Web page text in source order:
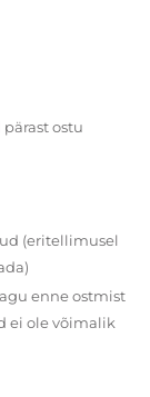
ostu
(eritellimusel
enne ostmist
ei ole võimalik